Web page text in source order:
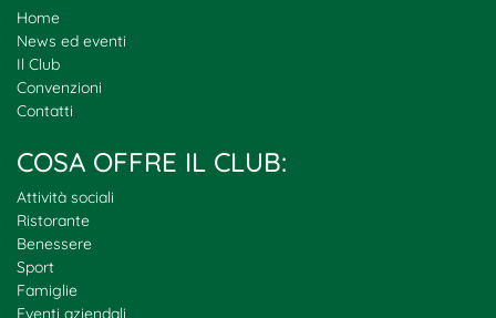
Home
News ed eventi
Il Club
Convenzioni
Contatti
COSA OFFRE IL CLUB:
Attività sociali
Ristorante
Benessere
Sport
Famiglie
Eventi aziendali